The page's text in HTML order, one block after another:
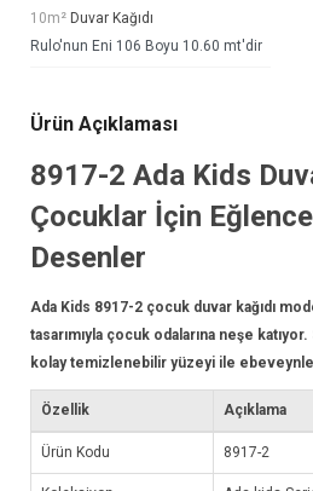
10m² Duvar Kağıdı
Rulo'nun Eni 106 Boyu 10.60 mt'dir
Ürün Açıklaması
8917-2 Ada Kids
Çocuklar İçin
Desenler
Ada Kids 8917-2 çocuk duvar kağıdı
tasarımıyla çocuk odalarına neşe katıyor.
kolay temizlenebilir yüzeyi ile
Özellik Açıklama
Ürün Kodu 8917-2